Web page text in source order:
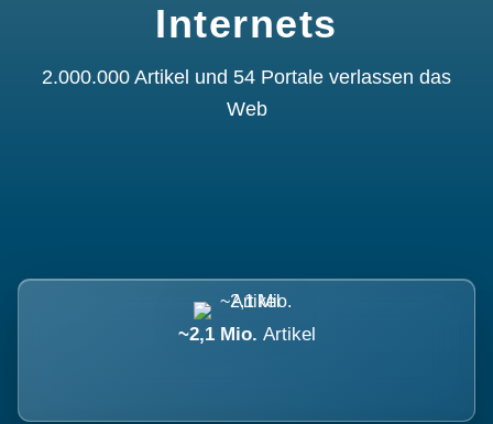
Internets
2.000.000 Artikel und 54 Portale verlassen das
Web
~2,1 Mio. Artikel